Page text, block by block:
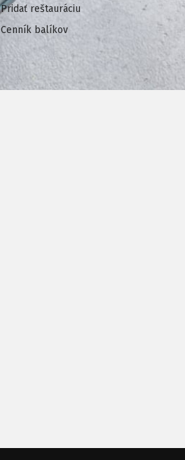
Pridať reštauráciu
Cenník balíkov